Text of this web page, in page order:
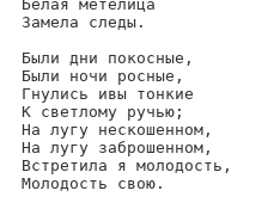
Белая метелица
Замела следы.
Были дни покосные,
Были ночи росные,
Гнулись ивы тонкие
К светлому ручью;
На лугу нескошенном,
На лугу заброшенном,
Встретила я молодость,
Молодость свою.